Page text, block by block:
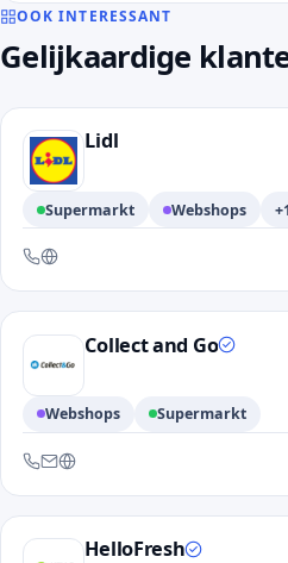
OOK INTERESSANT
Gelijkaardige
Lidl
Supermarkt Webshops
Bereikbaar via telefoon en website
Collect and Go
Webshops Supermarkt
Bereikbaar via telefoon, e-mail en
HelloFresh